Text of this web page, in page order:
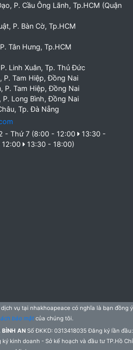
P. Cầu Ông Lãnh, Tp.HCM (Quận
P. Bàn Cờ, Tp.HCM
Tân Hưng, Tp.HCM
Linh Xuân, Tp. Thủ Đức
P. Tam Hiệp, Đồng Nai
P. Tam Hiệp, Đồng Nai
P. Long Bình, Đồng Nai
Tp. Đà Nẵng
- Thứ 7 (8:00 - 12:00
13:30 -
13:30 - 18:00)
vụ tại nhakhoapeace có nghĩa là bạn đồng ý
bảo mật của chúng tôi.
BÌNH ANSố ĐKKD: 0313418035 Đăng ký lần đầu:
kinh doanh - Sở kế hoạch và đầu tư TP.Hồ Chí